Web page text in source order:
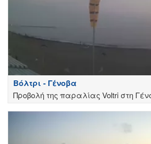
Βόλτρι - Γένοβα
Προβολή της παραλίας Voltri στη